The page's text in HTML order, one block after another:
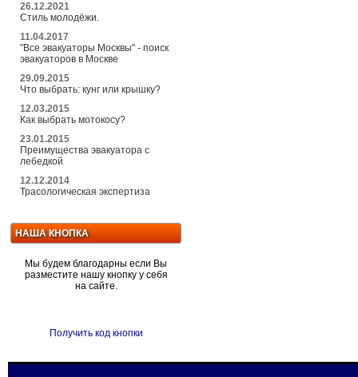
26.12.2021
Стиль молодёжи.
11.04.2017
"Все эвакуаторы Москвы" - поиск
эвакуаторов в Москве
29.09.2015
Что выбрать: кунг или крышку?
12.03.2015
Как выбрать мотокосу?
23.01.2015
Преимущества эвакуатора с
лебедкой
12.12.2014
Трасологическая экспертиза
НАША КНОПКА
Мы будем благодарны если Вы
разместите нашу кнопку у себя
на сайте.
Получить код кнопки